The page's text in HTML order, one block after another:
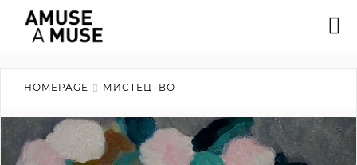
HOMEPAGE МИСТЕЦТВО